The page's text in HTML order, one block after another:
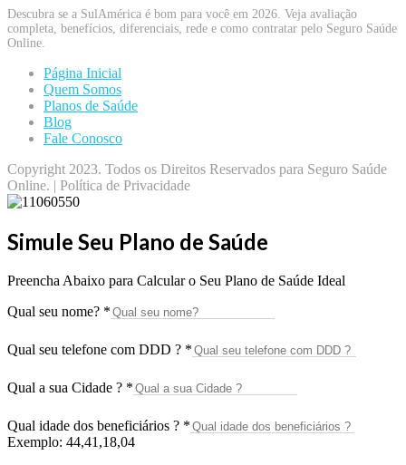
Descubra se a SulAmérica é bom para você em 2026. Veja avaliação
completa, benefícios, diferenciais, rede e como contratar pelo Seguro Saúde
Online.
Página Inicial
Quem Somos
Planos de Saúde
Blog
Fale Conosco
Copyright 2023. Todos os Direitos Reservados para Seguro Saúde
Online. | Política de Privacidade
Simule Seu Plano de Saúde
Preencha Abaixo para Calcular o Seu Plano de Saúde Ideal
Qual seu nome? *
Qual seu telefone com DDD ? *
Qual a sua Cidade ? *
Qual idade dos beneficiários ? *
Exemplo: 44,41,18,04